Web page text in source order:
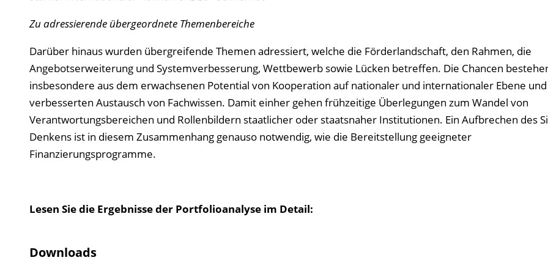
Zu adressierende übergeordnete Themenbereiche
Darüber hinaus wurden übergreifende Themen adressiert, welche die Förderlandschaft, den Rahmen, die
Angebotserweiterung und Systemverbesserung, Wettbewerb sowie Lücken betreffen. Die Chancen
insbesondere aus dem erwachsenen Potential von Kooperation auf nationaler und internationaler Ebene
verbesserten Austausch von Fachwissen. Damit einher gehen frühzeitige Überlegungen zum Wandel von
Verantwortungsbereichen und Rollenbildern staatlicher oder staatsnaher Institutionen. Ein Aufbrechen des
Denkens ist in diesem Zusammenhang genauso notwendig, wie die Bereitstellung geeigneter
Finanzierungsprogramme.
Lesen Sie die Ergebnisse der Portfolioanalyse im Detail:
Downloads